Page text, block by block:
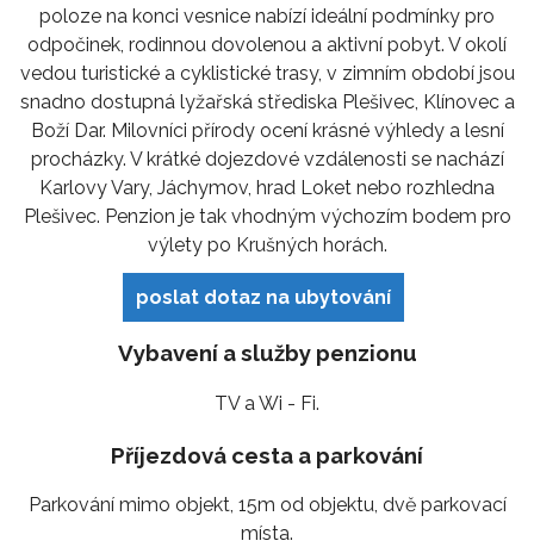
poloze na konci vesnice nabízí ideální podmínky pro
odpočinek, rodinnou dovolenou a aktivní pobyt. V okolí
vedou turistické a cyklistické trasy, v zimním období jsou
snadno dostupná lyžařská střediska Plešivec, Klínovec a
Boží Dar. Milovníci přírody ocení krásné výhledy a lesní
procházky. V krátké dojezdové vzdálenosti se nachází
Karlovy Vary, Jáchymov, hrad Loket nebo rozhledna
Plešivec. Penzion je tak vhodným výchozím bodem pro
výlety po Krušných horách.
poslat dotaz na ubytování
Vybavení a služby penzionu
TV a Wi - Fi.
Příjezdová cesta a parkování
Parkování mimo objekt, 15m od objektu, dvě parkovací
místa.